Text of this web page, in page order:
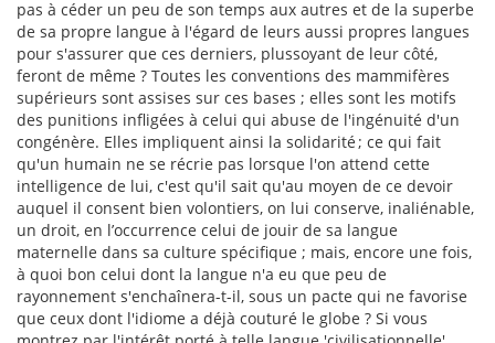
pas à céder un peu de son temps aux autres et de la superbe
de sa propre langue à l'égard de leurs aussi propres langues
pour s'assurer que ces derniers, plussoyant de leur côté,
feront de même ? Toutes les conventions des mammifères
supérieurs sont assises sur ces bases ; elles sont les motifs
des punitions infligées à celui qui abuse de l'ingénuité d'un
congénère. Elles impliquent ainsi la solidarité ; ce qui fait
qu'un humain ne se récrie pas lorsque l'on attend cette
intelligence de lui, c'est qu'il sait qu'au moyen de ce devoir
auquel il consent bien volontiers, on lui conserve, inaliénable,
un droit, en l’occurrence celui de jouir de sa langue
maternelle dans sa culture spécifique ; mais, encore une fois,
à quoi bon celui dont la langue n'a eu que peu de
rayonnement s'enchaînera-t-il, sous un pacte qui ne favorise
que ceux dont l'idiome a déjà couturé le globe ? Si vous